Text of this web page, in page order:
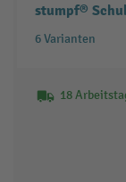
stumpf®
6 Varianten
18